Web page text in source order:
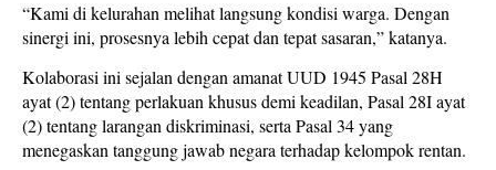
“Kami di kelurahan melihat langsung kondisi warga. Dengan
sinergi ini, prosesnya lebih cepat dan tepat sasaran,” katanya.
Kolaborasi ini sejalan dengan amanat UUD 1945 Pasal 28H
ayat (2) tentang perlakuan khusus demi keadilan, Pasal 28I ayat
(2) tentang larangan diskriminasi, serta Pasal 34 yang
menegaskan tanggung jawab negara terhadap kelompok rentan.